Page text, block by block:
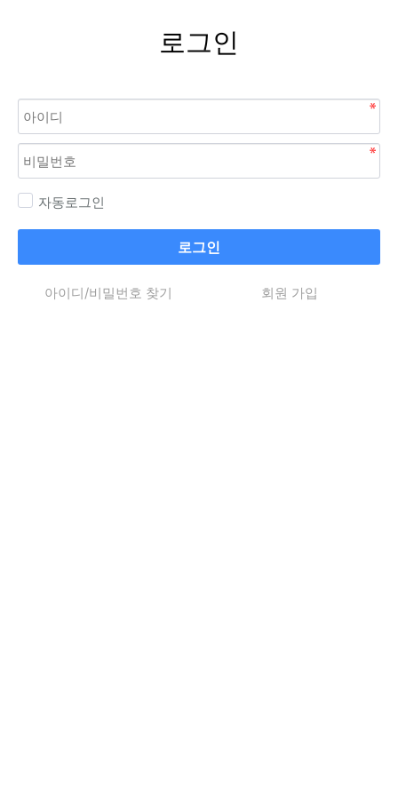
로그인
자동로그인
로그인
아이디/비밀번호 찾기 회원 가입